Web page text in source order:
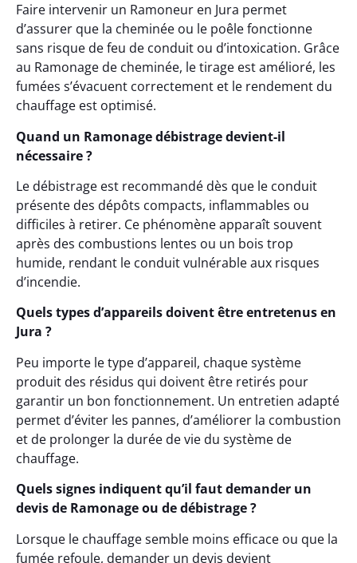
Faire intervenir un Ramoneur en Jura permet
d’assurer que la cheminée ou le poêle fonctionne
sans risque de feu de conduit ou d’intoxication. Grâce
au Ramonage de cheminée, le tirage est amélioré, les
fumées s’évacuent correctement et le rendement du
chauffage est optimisé.
Quand un Ramonage débistrage devient-il
nécessaire ?
Le débistrage est recommandé dès que le conduit
présente des dépôts compacts, inflammables ou
difficiles à retirer. Ce phénomène apparaît souvent
après des combustions lentes ou un bois trop
humide, rendant le conduit vulnérable aux risques
d’incendie.
Quels types d’appareils doivent être entretenus en
Jura ?
Peu importe le type d’appareil, chaque système
produit des résidus qui doivent être retirés pour
garantir un bon fonctionnement. Un entretien adapté
permet d’éviter les pannes, d’améliorer la combustion
et de prolonger la durée de vie du système de
chauffage.
Quels signes indiquent qu’il faut demander un
devis de Ramonage ou de débistrage ?
Lorsque le chauffage semble moins efficace ou que la
fumée refoule, demander un devis devient